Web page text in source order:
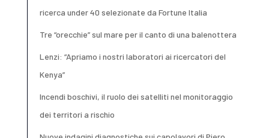
ricerca under 40 selezionate da Fortune Italia
Tre “orecchie” sul mare per il canto di una balenottera
Lenzi: “Apriamo i nostri laboratori ai ricercatori del
Kenya”
Incendi boschivi, il ruolo dei satelliti nel monitoraggio
dei territori a rischio